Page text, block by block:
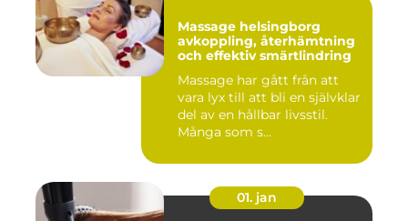
Massage helsingborg
avkoppling, återhämtning
och effektiv smärtlindring
Massage har gått från att
vara lyx till att bli en självklar
del av en hållbar livsstil.
Många som s...
01. jan